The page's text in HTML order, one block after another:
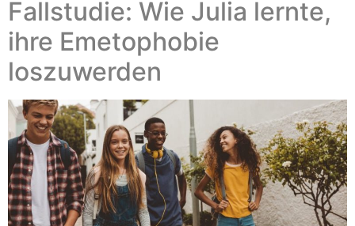
Fallstudie: Wie Julia lernte,
ihre Emetophobie
loszuwerden